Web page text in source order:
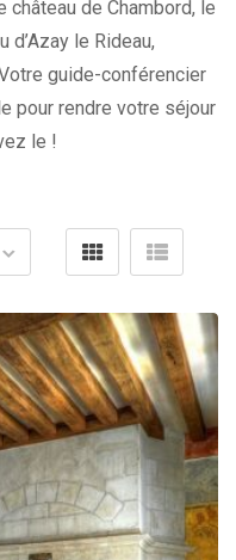
château de Chambord, le
d’Azay le Rideau,
guide-conférencier
pour rendre votre séjour
le !